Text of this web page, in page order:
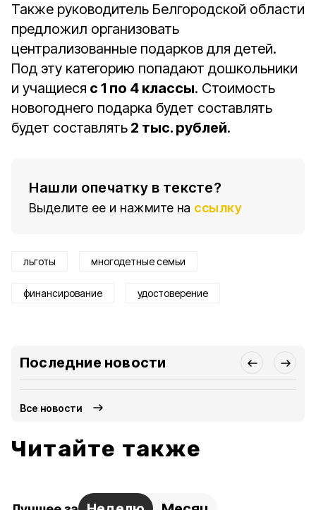
Также руководитель Белгородской области
предложил организовать
централизованные подарков для детей.
Под эту категорию попадают дошкольники
и учащиеся с 1 по 4 классы. Стоимость
новогоднего подарка будет составлять
будет составлять 2 тыс. рублей.
Нашли опечатку в тексте?
Выделите ее и нажмите на ссылку
льготы многодетные семьи
финансирование удостоверение
Последние новости
Все новости
Читайте также